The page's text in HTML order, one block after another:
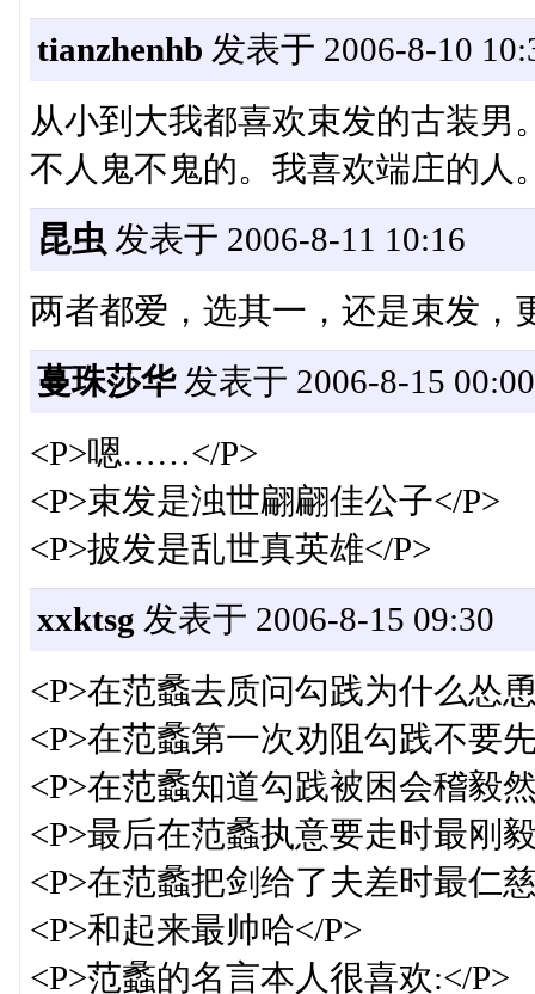
tianzhenhb 发表于 2006-8-10
从小到大我都喜欢束发的古装男
不人鬼不鬼的。我喜欢端庄的人
昆虫 发表于 2006-8-11 10:16
两者都爱，选其一，还是束发，
蔓珠莎华发表于 2006-8-15 00:00
<P>嗯……</P>
<P>束发是浊世翩翩佳公子</P>
<P>披发是乱世真英雄</P>
xxktsg 发表于 2006-8-15 09:30
<P>在范蠡去质问勾践为什么怂
<P>在范蠡第一次劝阻勾践不要
<P>在范蠡知道勾践被困会稽毅
<P>最后在范蠡执意要走时最刚
<P>在范蠡把剑给了夫差时最仁
<P>和起来最帅哈</P>
<P>范蠡的名言本人很喜欢:</P>